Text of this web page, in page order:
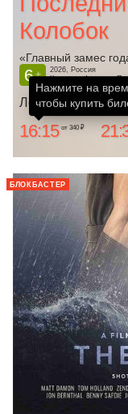
Колобок
«Главный замес
6+
2026, Россия
Комедия, Фэнтези,
Ленком
16:15 от 340 ₽
БЛОКБАСТЕР
Нажмите на
чтобы купить